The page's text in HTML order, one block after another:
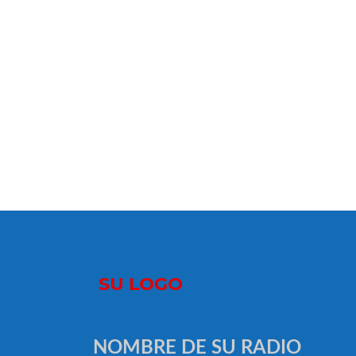
NOMBRE DE SU RADIO